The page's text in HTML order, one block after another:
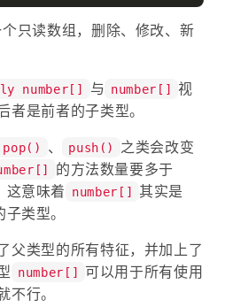
个只读数组，删除、修改、新
number[] 与 number[]
视
者是前者的子类型。
pop() 、 push()
之类会改变
的方法数量要多于
这意味着 number[] 其实是
子类型。
父类型的所有特征，并加上了
number[]
可以用于所有使用
不行。